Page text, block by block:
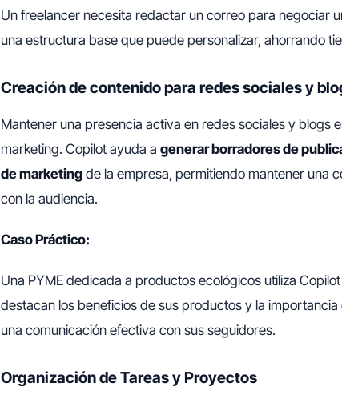
Un freelancer necesita redactar un correo para negociar
una estructura base que puede personalizar, ahorrando
Creación de contenido para redes sociales y
Mantener una presencia activa en redes sociales y blogs
marketing. Copilot ayuda a generar borradores de
de marketing de la empresa, permitiendo mantener una
con la audiencia.
Caso Práctico:
Una PYME dedicada a productos ecológicos utiliza
destacan los beneficios de sus productos y la
una comunicación efectiva con sus seguidores.
Organización de Tareas y Proyectos